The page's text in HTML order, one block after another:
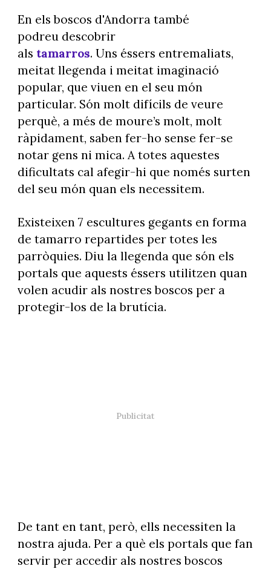
En els boscos d'Andorra també
podreu descobrir
als tamarros. Uns éssers entremaliats,
meitat llegenda i meitat imaginació
popular, que viuen en el seu món
particular. Són molt difícils de veure
perquè, a més de moure’s molt, molt
ràpidament, saben fer-ho sense fer-se
notar gens ni mica. A totes aquestes
dificultats cal afegir-hi que només surten
del seu món quan els necessitem.
Existeixen 7 escultures gegants en forma
de tamarro repartides per totes les
parròquies. Diu la llegenda que són els
portals que aquests éssers utilitzen quan
volen acudir als nostres boscos per a
protegir-los de la brutícia.
De tant en tant, però, ells necessiten la
nostra ajuda. Per a què els portals que fan
servir per accedir als nostres boscos